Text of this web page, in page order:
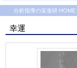
分析指導の栄進研 HOME
幸運